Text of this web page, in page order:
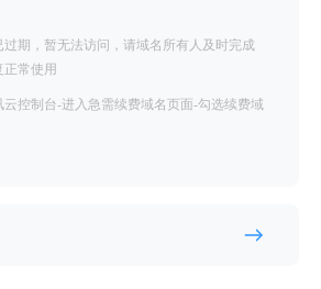
期，暂无法访问，请域名所有人及时完成
正常使用
控制台-进入急需续费域名页面-勾选续费域